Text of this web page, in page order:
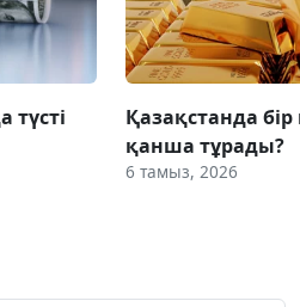
түсті
Қазақстанда
қанша тұрады?
6 тамыз, 2026